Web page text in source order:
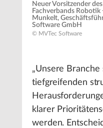
Neuer Vorsitzender
Fachverbands
Munkelt,
Software GmbH
© MVTec Software
„Unsere
tiefgreifenden
klarer
werden.